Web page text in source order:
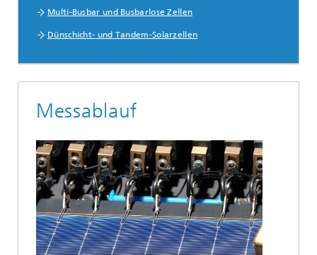
Multi-Busbar und Busbarlose Zellen
Dünschicht- und Tandem-Solarzellen
Messablauf